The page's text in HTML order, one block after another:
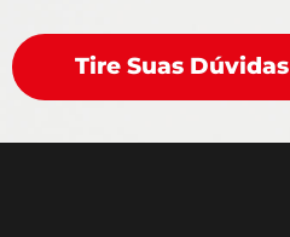
Tire Suas Dúvidas